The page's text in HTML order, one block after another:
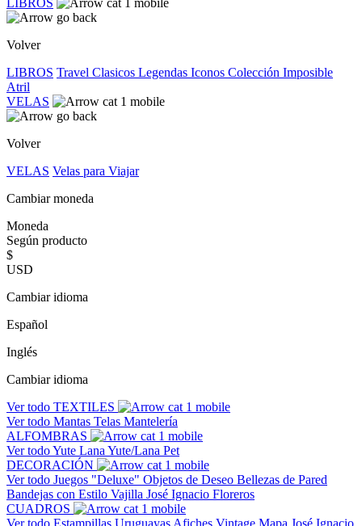
LIBROS
Volver
LIBROS Travel Clasicos Legendas Iconos Colección Imposible
Atril
VELAS
Volver
VELAS Velas para Viajar
Cambiar moneda
Moneda
Según producto
$
USD
Cambiar idioma
Español
Inglés
Cambiar idioma
Ver todo TEXTILES
Ver todo Mantas Telas Mantelería
ALFOMBRAS
Ver todoYute Lana Yute/Lana Pet
DECORACIÓN
Ver todo Juegos "Deluxe" Objetos de Deseo Bellezas de Pared
Bandejas con Estilo Vajilla José Ignacio Floreros
CUADROS
Ver todo Estampillas Uruguayas Afiches Vintage Mapa José Ignacio